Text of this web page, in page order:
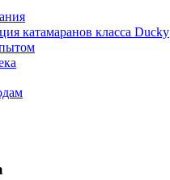
катамаранов класса Ducky